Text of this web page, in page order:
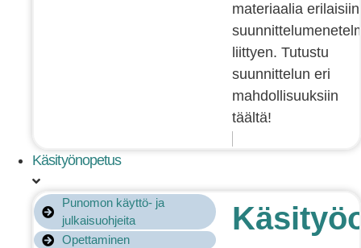
materiaalia erilaisiin
liittyen. Tutustu
suunnittelun eri
mahdollisuuksiin
täältä!
Käsityönopetus
Punomon käyttö- ja
julkaisuohjeita
Opettaminen